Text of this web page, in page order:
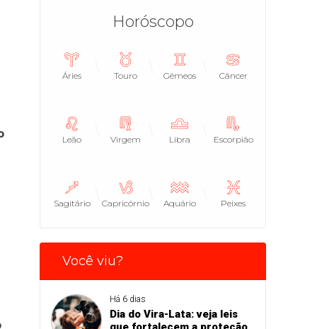
Horóscopo
Áries Touro Gêmeos Câncer
Leão Virgem Libra Escorpião
Sagitário Capricórnio Aquário Peixes
Você viu?
Há 6 dias
Dia do Vira-Lata: veja leis